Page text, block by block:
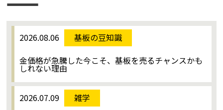
2026.08.06
基板の豆知識
金価格が急騰した今こそ、基板を売るチャンスかも
しれない理由
2026.07.09
雑学